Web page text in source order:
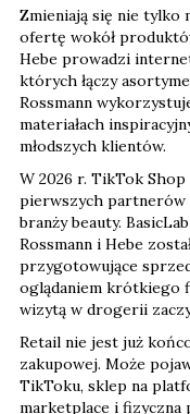
Zmieniają się nie tylko
ofertę wokół
Hebe prowadzi
których łączy
Rossmann
materiałach
młodszych klientów.
W 2026 r. TikTok
pierwszych partnerów
branży beauty.
Rossmann i Hebe
przygotowujące
oglądaniem krótkiego
wizytą w drogerii
Retail nie jest już
zakupowej. Może
TikToku, sklep na
marketplace i fizyczna